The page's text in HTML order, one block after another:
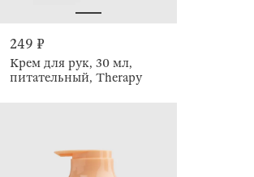
249 ₽
Крем для рук, 30 мл,
питательный, Therapy